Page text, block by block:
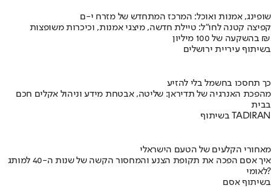
שופינג, אמנות ואוכל: המרכז המתחדש של מזרח י-ם
קפיצה קטנה לחו"ל: טיילת חדשה, מיצגי אמנות, וכיכרות משופצות
בהשקעה של 100 מיליון ₪
בשיתוף עיריית ירושלים
כך תחסכו בחשמל בלי להזיע
מהפכת האנרגיה של תדיראן: שליטה, אבטחת מידע וניהול אקלים חכם
בבית
בשיתוף TADIRAN
מאחורי הקלעים של הטעם הישראלי
איך אסם הפכה את תקופת הצנע והמחסור הקשה של שנות ה-40 למותג
לאומי?
בשיתוף אסם